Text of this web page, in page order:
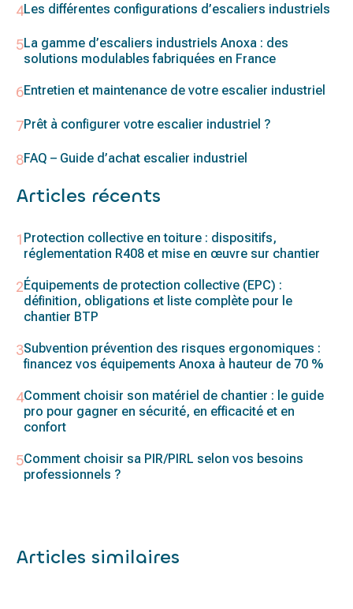
Les différentes configurations d’escaliers industriels
La gamme d’escaliers industriels Anoxa : des
solutions modulables fabriquées en France
Entretien et maintenance de votre escalier industriel
Prêt à configurer votre escalier industriel ?
FAQ – Guide d’achat escalier industriel
Articles récents
Protection collective en toiture : dispositifs,
réglementation R408 et mise en œuvre sur chantier
Équipements de protection collective (EPC) :
définition, obligations et liste complète pour le
chantier BTP
Subvention prévention des risques ergonomiques :
financez vos équipements Anoxa à hauteur de 70 %
Comment choisir son matériel de chantier : le guide
pro pour gagner en sécurité, en efficacité et en
confort
Comment choisir sa PIR/PIRL selon vos besoins
professionnels ?
Articles similaires